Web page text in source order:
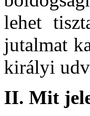
lehet
jutalmat
királyi
II. Mit